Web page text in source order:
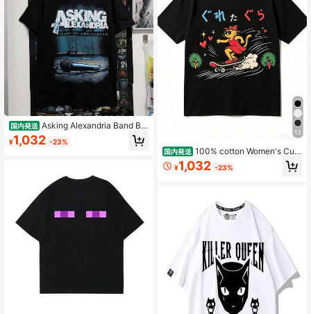
国内発送 Asking Alexandria Band Brit
ish Metal Core Men's Summer Cott
on Casual Sports Comfortable Breat
¥1,032 -23%
13
国内発送 100% cotton Women's Cute
Cartoon Cat Skateboard Graphic Pr
int Casual Cotton Short Sleeve Rou
¥1,032 -23%